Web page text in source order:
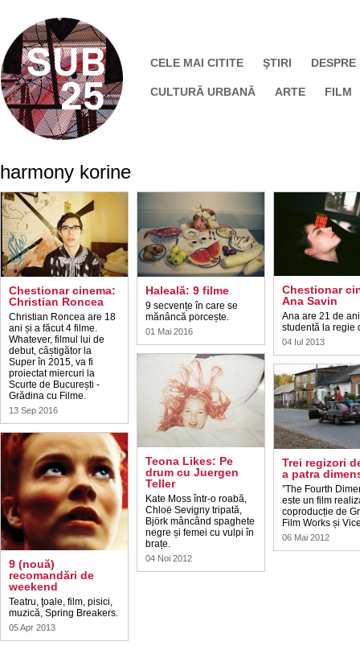
CELE MAI CITITE ŞTIRI DESPRE
CULTURĂ URBANĂ ARTE FILM
harmony korine
Chestionar cinema:
Christian Roncea
Christian Roncea are 18
ani și a făcut 4 filme.
Whatever, filmul lui de
debut, câștigător la
Super în 2015, va fi
proiectat miercuri la
Scurte de București -
Grădina cu Filme.
13 Sep 2016
9 (nouă)
recomandări de
weekend
Teatru, ţoale, film, pisici,
muzică, Spring Breakers.
05 Apr 2013
Haleală: 9 filme
9 secvențe în care se
mănâncă porcește.
01 Mai 2016
Teona Likes: Pe
drum cu Juergen
Teller
Kate Moss într-o roabă,
Chloë Sevigny tripată,
Björk mâncând spaghete
negre și femei cu vulpi în
brațe.
04 Noi 2012
Chestionar
Ana Savin
Ana are 21 de
studentă la regie
04 Iul 2013
Trei regizori
a patra
”The Fourth
este un film
coproducție de
Film Works și
06 Mai 2012